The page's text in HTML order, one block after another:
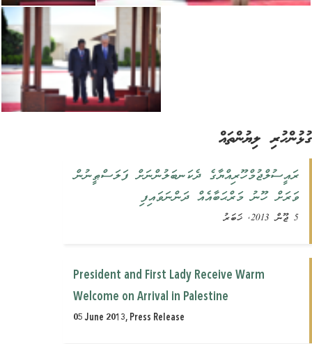
ލިޔުންތައް
ރައީސުލްޖުމްހޫރިއްޔާގެ ދެކަނބަލުންނަށް ފަލަސްޠީނުން
ވަރަށް ހޫނު މަރްޙަބާއެއް ދަންނަވައިފި
President and First Lady Receive Warm
Welcome on Arrival in Palestine
05 June 2013, Press Release